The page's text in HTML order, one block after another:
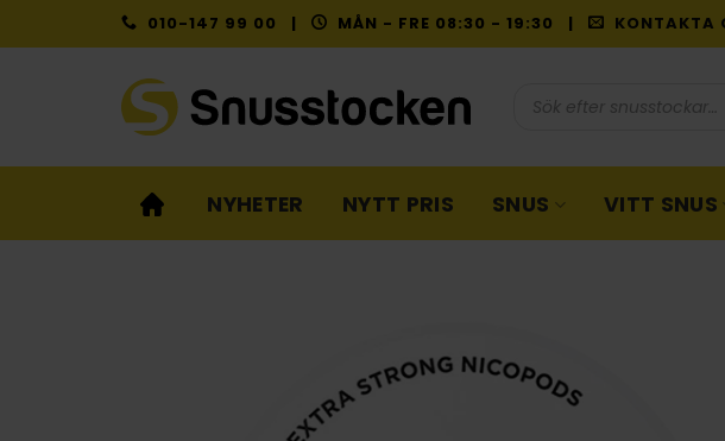
to
010-147 99 00 | MÅN - FRE 08:30 - 19:30 | KONTAKTA
NYHETER NYTT PRIS SNUS VITT SNUS